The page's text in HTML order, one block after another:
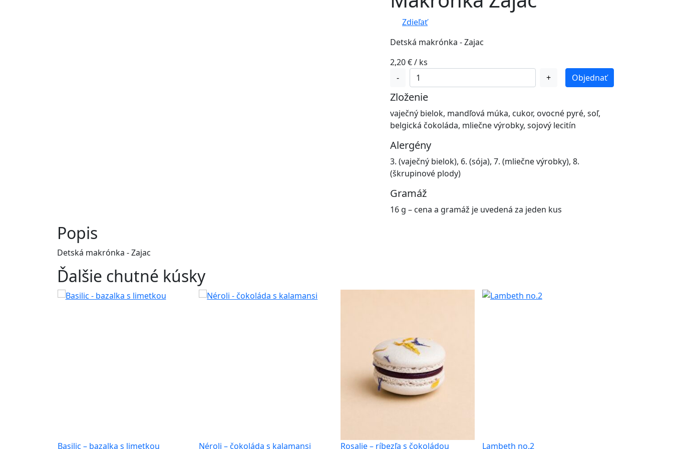
Zdieľať
Detská makrónka - Zajac
2,20€/ ks
-
množstvo
Makrónka
Zajac
+ Objednať
Zloženie
vaječný bielok, mandľová múka, cukor, ovocné pyré, soľ,
belgická čokoláda, mliečne výrobky, sojový lecitín
Alergény
3. (vaječný bielok), 6. (sója), 7. (mliečne výrobky), 8.
(škrupinové plody)
Gramáž
16 g – cena a gramáž je uvedená za jeden kus
Popis
Detská makrónka - Zajac
Ďalšie chutné kúsky
Basilic – bazalka s limetkou Néroli – čokoláda s kalamansi Rosalie – ríbezľa s čokoládou Lambeth no.2